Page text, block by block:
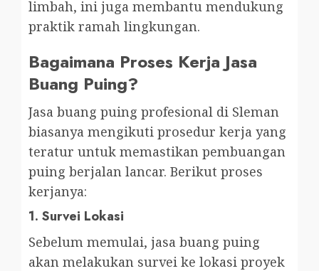
limbah, ini juga membantu mendukung
praktik ramah lingkungan.
Bagaimana Proses Kerja Jasa
Buang Puing?
Jasa buang puing profesional di Sleman
biasanya mengikuti prosedur kerja yang
teratur untuk memastikan pembuangan
puing berjalan lancar. Berikut proses
kerjanya:
1. Survei Lokasi
Sebelum memulai, jasa buang puing
akan melakukan survei ke lokasi proyek